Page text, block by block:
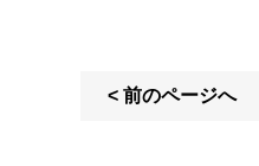
< 前のページへ